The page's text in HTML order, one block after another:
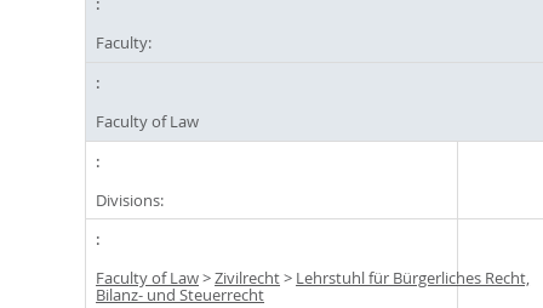
Faculty:
Faculty of Law
Divisions:
Faculty of Law>Zivilrecht> Lehrstuhl für Bürgerliches Recht,
Bilanz- und Steuerrecht